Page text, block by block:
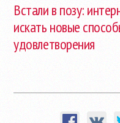
Встали в позу:
искать новые
удовлетворения